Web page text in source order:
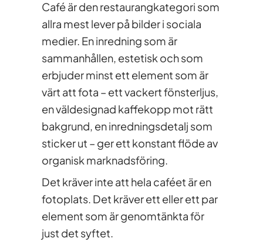
Café är den restaurangkategori som
allra mest lever på bilder i sociala
medier. En inredning som är
sammanhållen, estetisk och som
erbjuder minst ett element som är
värt att fota – ett vackert fönsterljus,
en väldesignad kaffekopp mot rätt
bakgrund, en inredningsdetalj som
sticker ut – ger ett konstant flöde av
organisk marknadsföring.
Det kräver inte att hela caféet är en
fotoplats. Det kräver ett eller ett par
element som är genomtänkta för
just det syftet.